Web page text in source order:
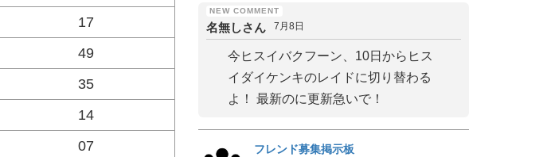
17
49
35
14
07
名無しさん 7月8日
今ヒスイバクフーン、10日からヒス
イダイケンキのレイドに切り替わる
よ！ 最新のに更新急いで！
フレンド募集掲示板